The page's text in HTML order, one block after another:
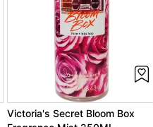
Victoria's Secret Bloom Box